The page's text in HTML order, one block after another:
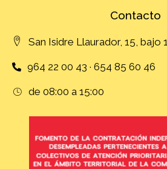
Contacto
San Isidre Llaurador, 15, bajo
964 22 00 43 · 654 85 60 46
de 08:00 a 15:00